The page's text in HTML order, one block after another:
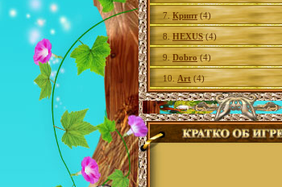
7. Крипт(4)
8. HEXUS(4)
9. Dobro(4)
10. Art (4)